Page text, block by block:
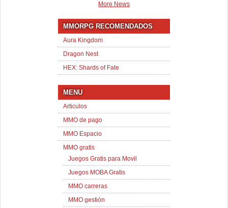
More News
MMORPG RECOMENDADOS
Aura Kingdom
Dragon Nest
HEX: Shards of Fate
MENU
Articulos
MMO de pago
MMO Espacio
MMO gratis
Juegos Gratis para Movil
Juegos MOBA Gratis
MMO carreras
MMO gestión